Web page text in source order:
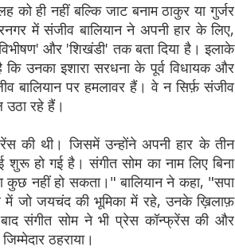
को ही नहीं बल्कि जाट बनाम ठाकुर या गुर्जर
में संजीव बालियान ने अपनी हार के लिए,
और 'शिखंडी' तक बता दिया है। इलाके
उनका इशारा सरधना के पूर्व विधायक और
बालियान पर हमलावर हैं। वे न सिर्फ़ संजीव
उठा रहे हैं।
की थी। जिसमें उन्होंने अपनी हार के तीन
हो गई है। संगीत सोम का नाम लिए बिना
कुछ नहीं हो सकता।" बालियान ने कहा, "सपा
में जो जयचंद की भूमिका में रहे, उनके ख़िलाफ़
बाद संगीत सोम ने भी प्रेस कॉन्फ्रेंस की और
ठहराया।